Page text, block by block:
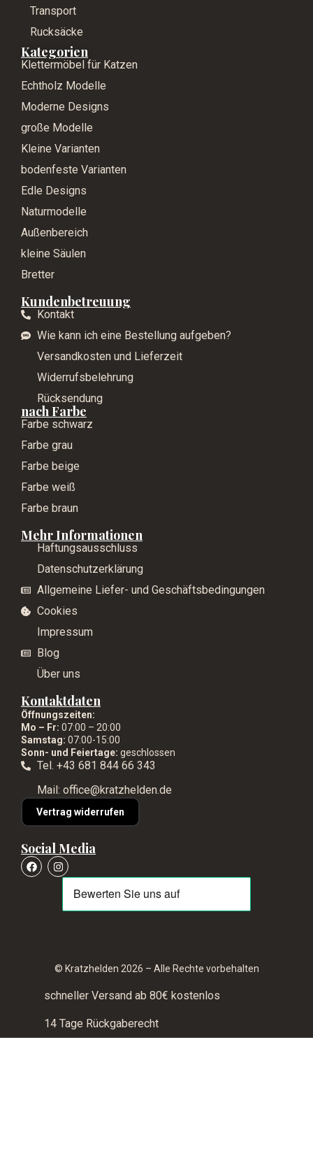
Transport
Rucksäcke
Kategorien
Klettermöbel für Katzen
Echtholz Modelle
Moderne Designs
große Modelle
Kleine Varianten
bodenfeste Varianten
Edle Designs
Naturmodelle
Außenbereich
kleine Säulen
Bretter
Kundenbetreuung
Kontakt
Wie kann ich eine Bestellung aufgeben?
Versandkosten und Lieferzeit
Widerrufsbelehrung
Rücksendung
nach Farbe
Farbe schwarz
Farbe grau
Farbe beige
Farbe weiß
Farbe braun
Mehr Informationen
Haftungsausschluss
Datenschutzerklärung
Allgemeine Liefer- und Geschäftsbedingungen
Cookies
Impressum
Blog
Über uns
Kontaktdaten
Öffnungszeiten:
Mo – Fr: 07:00 – 20:00
Samstag: 07:00-15:00
Sonn- und Feiertage: geschlossen
Tel. +43 681 844 66 343
Mail: office@kratzhelden.de
Vertrag widerrufen
Social Media
© Kratzhelden 2026 – Alle Rechte vorbehalten
schneller Versand ab 80€ kostenlos
14 Tage Rückgaberecht